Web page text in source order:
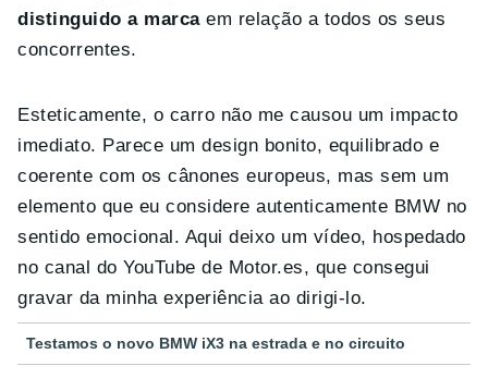
distinguido a marcaem relação a todos os seus
concorrentes.
Esteticamente, o carro não me causou um impacto
imediato. Parece um design bonito, equilibrado e
coerente com os cânones europeus, mas sem um
elemento que eu considere autenticamente BMW no
sentido emocional. Aqui deixo um vídeo, hospedado
no canal do YouTube de Motor.es, que consegui
gravar da minha experiência ao dirigi-lo.
Testamos o novo BMW iX3 na estrada e no circuito